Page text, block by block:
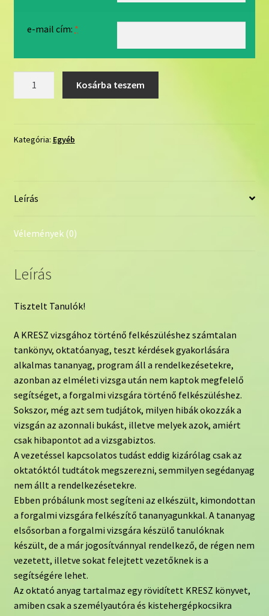
e-mail cím: *
kategóriás
nap
Kosárba teszem
Kategória: Egyéb
Leírás
Vélemények (0)
Leírás
Tisztelt Tanulók!
A KRESZ vizsgához történő felkészüléshez számtalan
tankönyv, oktatóanyag, teszt kérdések gyakorlására
alkalmas tananyag, program áll a rendelkezésetekre,
azonban az elméleti vizsga után nem kaptok megfelelő
segítséget, a forgalmi vizsgára történő felkészüléshez.
Sokszor, még azt sem tudjátok, milyen hibák okozzák a
vizsgán az azonnali bukást, illetve melyek azok, amiért
csak hibapontot ad a vizsgabiztos.
A vezetéssel kapcsolatos tudást eddig kizárólag csak az
oktatóktól tudtátok megszerezni, semmilyen segédanyag
nem állt a rendelkezésetekre.
Ebben próbálunk most segíteni az elkészült, kimondottan
a forgalmi vizsgára felkészítő tananyagunkkal. A tananyag
elsősorban a forgalmi vizsgára készülő tanulóknak
készült, de a már jogosítvánnyal rendelkező, de régen nem
vezetett, illetve sokat felejtett vezetőknek is a
segítségére lehet.
Az oktató anyag tartalmaz egy rövidített KRESZ könyvet,
amiben csak a személyautóra és kistehergépkocsikra